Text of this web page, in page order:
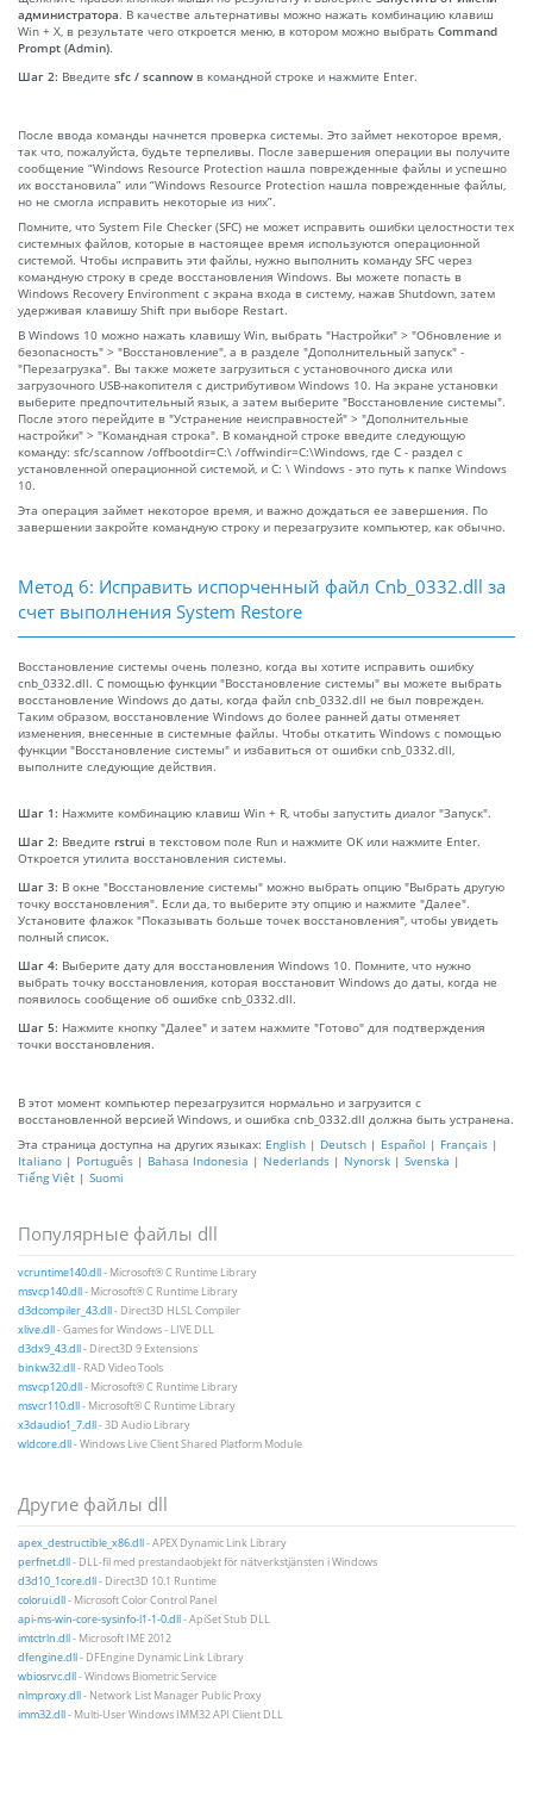
администратора. В качестве альтернативы можно нажать комбинацию клавиш
Win + X, в результате чего откроется меню, в котором можно выбрать Command
Prompt (Admin).
Шаг 2: Введите sfc / scannow в командной строке и нажмите Enter.
После ввода команды начнется проверка системы. Это займет некоторое время,
так что, пожалуйста, будьте терпеливы. После завершения операции вы получите
сообщение “Windows Resource Protection нашла поврежденные файлы и успешно
их восстановила” или “Windows Resource Protection нашла поврежденные файлы,
но не смогла исправить некоторые из них”.
Помните, что System File Checker (SFC) не может исправить ошибки целостности тех
системных файлов, которые в настоящее время используются операционной
системой. Чтобы исправить эти файлы, нужно выполнить команду SFC через
командную строку в среде восстановления Windows. Вы можете попасть в
Windows Recovery Environment с экрана входа в систему, нажав Shutdown, затем
удерживая клавишу Shift при выборе Restart.
В Windows 10 можно нажать клавишу Win, выбрать "Настройки" > "Обновление и
безопасность" > "Восстановление", а в разделе "Дополнительный запуск" -
"Перезагрузка". Вы также можете загрузиться с установочного диска или
загрузочного USB-накопителя с дистрибутивом Windows 10. На экране установки
выберите предпочтительный язык, а затем выберите "Восстановление системы".
После этого перейдите в "Устранение неисправностей" > "Дополнительные
настройки" > "Командная строка". В командной строке введите следующую
команду: sfc/scannow /offbootdir=C:\ /offwindir=C:\Windows, где C - раздел с
установленной операционной системой, и C: \ Windows - это путь к папке Windows
10.
Эта операция займет некоторое время, и важно дождаться ее завершения. По
завершении закройте командную строку и перезагрузите компьютер, как обычно.
Метод 6: Исправить испорченный файл Cnb_0332.dll за
счет выполнения System Restore
Восстановление системы очень полезно, когда вы хотите исправить ошибку
cnb_0332.dll. С помощью функции "Восстановление системы" вы можете выбрать
восстановление Windows до даты, когда файл cnb_0332.dll не был поврежден.
Таким образом, восстановление Windows до более ранней даты отменяет
изменения, внесенные в системные файлы. Чтобы откатить Windows с помощью
функции "Восстановление системы" и избавиться от ошибки cnb_0332.dll,
выполните следующие действия.
Шаг 1: Нажмите комбинацию клавиш Win + R, чтобы запустить диалог "Запуск".
Шаг 2: Введите rstrui в текстовом поле Run и нажмите OK или нажмите Enter.
Откроется утилита восстановления системы.
Шаг 3: В окне "Восстановление системы" можно выбрать опцию "Выбрать другую
точку восстановления". Если да, то выберите эту опцию и нажмите "Далее".
Установите флажок "Показывать больше точек восстановления", чтобы увидеть
полный список.
Шаг 4: Выберите дату для восстановления Windows 10. Помните, что нужно
выбрать точку восстановления, которая восстановит Windows до даты, когда не
появилось сообщение об ошибке cnb_0332.dll.
Шаг 5: Нажмите кнопку "Далее" и затем нажмите "Готово" для подтверждения
точки восстановления.
В этот момент компьютер перезагрузится нормально и загрузится с
восстановленной версией Windows, и ошибка cnb_0332.dll должна быть устранена.
Эта страница доступна на других языках: English | Deutsch | Español | Français |
Italiano | Português | Bahasa Indonesia | Nederlands | Nynorsk | Svenska |
Tiếng Việt | Suomi
Популярные файлы dll
vcruntime140.dll- Microsoft® C Runtime Library
msvcp140.dll- Microsoft® C Runtime Library
d3dcompiler_43.dll- Direct3D HLSL Compiler
xlive.dll- Games for Windows - LIVE DLL
d3dx9_43.dll- Direct3D 9 Extensions
binkw32.dll- RAD Video Tools
msvcp120.dll- Microsoft® C Runtime Library
msvcr110.dll- Microsoft® C Runtime Library
x3daudio1_7.dll- 3D Audio Library
wldcore.dll- Windows Live Client Shared Platform Module
Другие файлы dll
apex_destructible_x86.dll- APEX Dynamic Link Library
perfnet.dll- DLL-fil med prestandaobjekt för nätverkstjänsten i Windows
d3d10_1core.dll- Direct3D 10.1 Runtime
colorui.dll- Microsoft Color Control Panel
api-ms-win-core-sysinfo-l1-1-0.dll- ApiSet Stub DLL
imtctrln.dll- Microsoft IME 2012
dfengine.dll- DFEngine Dynamic Link Library
wbiosrvc.dll- Windows Biometric Service
nlmproxy.dll- Network List Manager Public Proxy
imm32.dll- Multi-User Windows IMM32 API Client DLL